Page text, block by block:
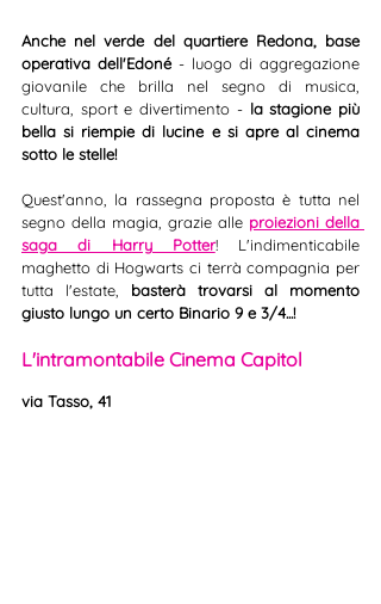
Anche nel verde del quartiere Redona, base
operativa dell'Edoné - luogo di aggregazione
giovanile che brilla nel segno di musica,
cultura, sport e divertimento - la stagione più
bella si riempie di lucine e si apre al cinema
sotto le stelle!
Quest'anno, la rassegna proposta è tutta nel
segno della magia, grazie alle proiezioni della
saga di Harry Potter! L'indimenticabile
maghetto di Hogwarts ci terrà compagnia per
tutta l'estate, basterà trovarsi al momento
giusto lungo un certo Binario 9 e 3/4...!
L'intramontabile Cinema Capitol
via Tasso, 41